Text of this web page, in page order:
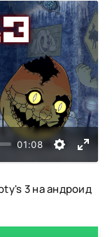
01:08
3 на андроид